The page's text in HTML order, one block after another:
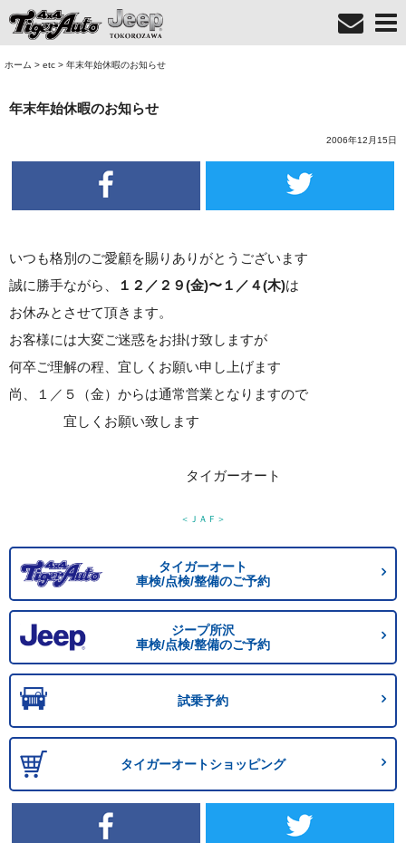
ホーム > etc > 年末年始休暇のお知らせ
年末年始休暇のお知らせ
2006年12月15日
いつも格別のご愛顧を賜りありがとうございます
誠に勝手ながら、
１２／２９(金)〜１／４(木)は
お休みとさせて頂きます。
お客様には大変ご迷惑をお掛け致しますが
何卒ご理解の程、宜しくお願い申し上げます
尚、１／５（金）からは通常営業となりますので
宜しくお願い致します
タイガーオート
＜ＪＡＦ＞
タイガーオート
車検/点検/整備のご予約
ジープ所沢
車検/点検/整備のご予約
試乗予約
タイガーオートショッピング